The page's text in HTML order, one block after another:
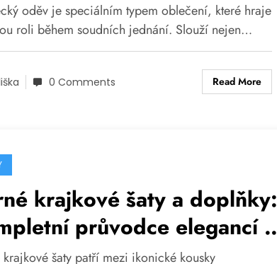
oděv je speciálním typem oblečení, které hraje
roli během soudních jednání. Slouží nejen…
0 Comments Read More
krajkové šaty a doplňky:
průvodce elegancí a
krajkové šaty patří mezi ikonické kousky